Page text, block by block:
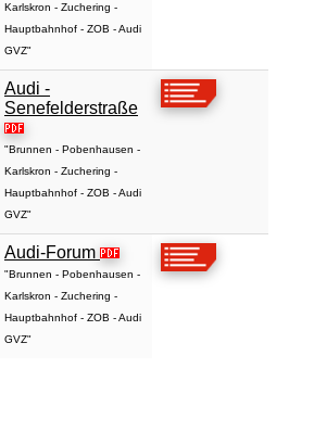
Karlskron - Zuchering -
Hauptbahnhof - ZOB - Audi
GVZ"
Audi -
Senefelderstraße
"Brunnen - Pobenhausen -
Karlskron - Zuchering -
Hauptbahnhof - ZOB - Audi
GVZ"
Audi-Forum
"Brunnen - Pobenhausen -
Karlskron - Zuchering -
Hauptbahnhof - ZOB - Audi
GVZ"